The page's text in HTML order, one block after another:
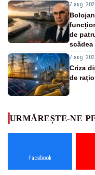
7 aug.
de
scădea
7 aug.
Criza
de
URMĂREȘTE-NE
Facebook